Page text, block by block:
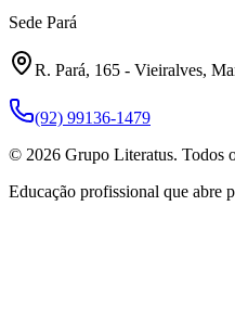
Sede Pará
R. Pará, 165 - Vieiralves,
(92) 99136-1479
© 2026 Grupo Literatus. Todos
Educação profissional que abre